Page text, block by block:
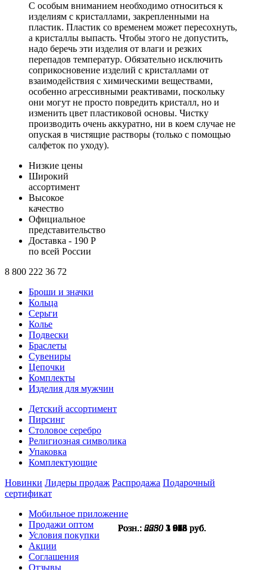
Розн.: 5250 3 938 руб.
Розн.: 5250 3 938 руб.
Розн.: 6680 3 006 руб.
Розн.: 2230 1 673 руб.
Розн.: 2230 1 673 руб.
Розн.: 2550 1 913 руб.
Розн.: 2550 1 913 руб.
Розн.: 2550 1 913 руб.
С особым вниманием необходимо относиться к
изделиям с кристаллами, закрепленными на
пластик. Пластик со временем может пересохнуть,
а кристаллы выпасть. Чтобы этого не допустить,
надо беречь эти изделия от влаги и резких
перепадов температур. Обязательно исключить
соприкосновение изделий с кристаллами от
взаимодействия с химическими веществами,
особенно агрессивными реактивами, поскольку
они могут не просто повредить кристалл, но и
изменить цвет пластиковой основы. Чистку
производить очень аккуратно, ни в коем случае не
опуская в чистящие растворы (только с помощью
салфеток по уходу).
Низкие цены
Широкий
ассортимент
Высокое
качество
Официальное
представительство
Доставка - 190 Р
по всей России
8 800 222 36 72
Броши и значки
Кольца
Серьги
Колье
Подвески
Браслеты
Сувениры
Цепочки
Комплекты
Изделия для мужчин
Детский ассортимент
Пирсинг
Столовое серебро
Религиозная символика
Упаковка
Комплектующие
Новинки Лидеры продаж Распродажа Подарочный
сертификат
Мобильное приложение
Продажи оптом
Условия покупки
Акции
Соглашения
Отзывы